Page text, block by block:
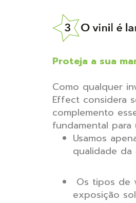
Proteja a sua
Como qualquer
Effect considera
complemento
fundamental
Usamos
qualidade da
Os tipos de
exposição